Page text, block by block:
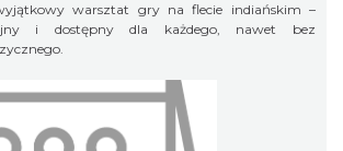
warsztat gry na flecie indiańskim –
i dostępny dla każdego, nawet bez